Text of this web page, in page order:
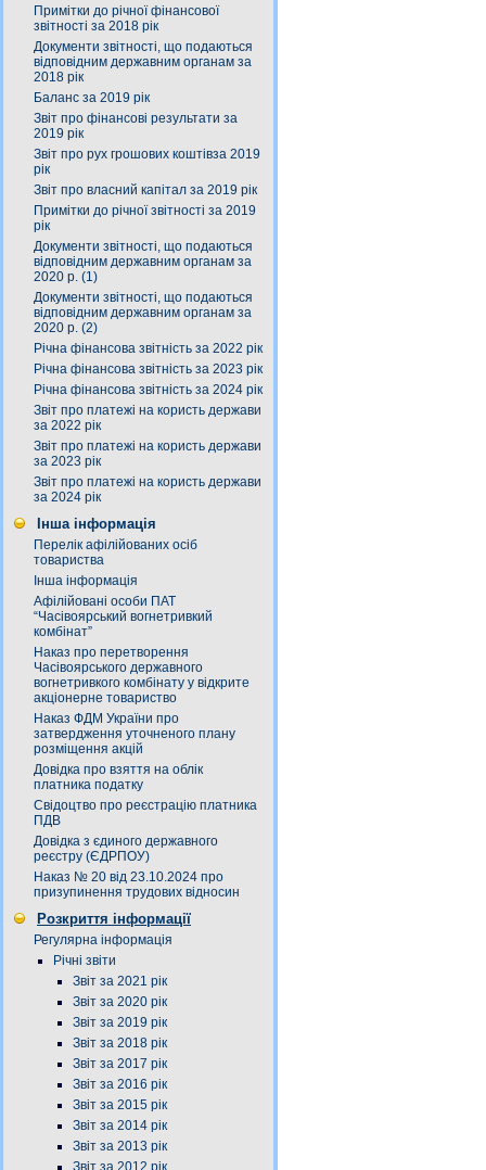
Примітки до річної фінансової
звітності за 2018 рік
Документи звітності, що подаються
відповідним державним органам за
2018 рік
Баланс за 2019 рік
Звіт про фінансові результати за
2019 рік
Звіт про рух грошових коштівза 2019
рік
Звіт про власний капітал за 2019 рік
Примітки до річної звітності за 2019
рік
Документи звітності, що подаються
відповідним державним органам за
2020 р. (1)
Документи звітності, що подаються
відповідним державним органам за
2020 р. (2)
Річна фінансова звітність за 2022 рік
Річна фінансова звітність за 2023 рік
Річна фінансова звітність за 2024 рік
Звіт про платежі на користь держави
за 2022 рік
Звіт про платежі на користь держави
за 2023 рік
Звіт про платежі на користь держави
за 2024 рік
Інша інформація
Перелік афілійованих осіб
товариства
Інша інформація
Афілійовані особи ПАТ
“Часівоярський вогнетривкий
комбінат”
Наказ про перетворення
Часівоярського державного
вогнетривкого комбінату у відкрите
акціонерне товариство
Наказ ФДМ України про
затвердження уточненого плану
розміщення акцій
Довідка про взяття на облік
платника податку
Свідоцтво про реєстрацію платника
ПДВ
Довідка з єдиного державного
реєстру (ЄДРПОУ)
Наказ № 20 від 23.10.2024 про
призупинення трудових відносин
Розкриття інформації
Регулярна інформація
Річні звіти
Звіт за 2021 рік
Звіт за 2020 рік
Звіт за 2019 рік
Звіт за 2018 рік
Звіт за 2017 рік
Звіт за 2016 рік
Звіт за 2015 рік
Звіт за 2014 рік
Звіт за 2013 рік
Звіт за 2012 рік